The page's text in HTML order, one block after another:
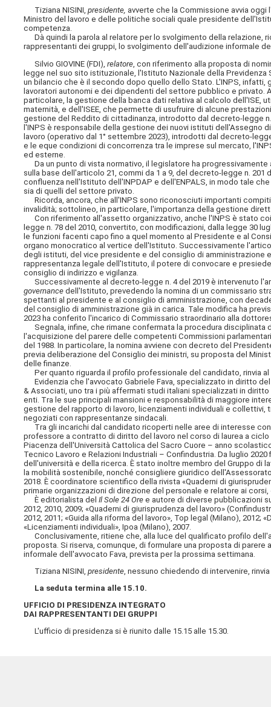
Tiziana NISINI, presidente, avverte che la Commissione avvia
Ministro del lavoro e delle politiche sociali quale presidente
competenza.
Dà quindi la parola al relatore per lo svolgimento della
rappresentanti dei gruppi, lo svolgimento dell'audizione informale
Silvio GIOVINE (FDI),relatore , con riferimento alla proposta di
legge nel suo sito istituzionale, l'Istituto Nazionale della
un bilancio che è il secondo dopo quello dello Stato. L'INPS,
lavoratori autonomi e dei dipendenti del settore pubblico e privato.
particolare, la gestione della banca dati relativa al calcolo dell'ISE,
maternità, e dell'ISEE, che permette di usufruire di alcune
gestione del Reddito di cittadinanza, introdotto dal decreto-legge
l'INPS è responsabile della gestione dei nuovi istituti dell'Assegno
lavoro (operativo dal 1° settembre 2023), introdotti dal decreto-
e le eque condizioni di concorrenza tra le imprese sul mercato,
ed esterne.
Da un punto di vista normativo, il legislatore ha
sulla base dell'articolo 21, commi da 1 a 9, del decreto-legge n.
confluenza nell'Istituto dell'INPDAP e dell'ENPALS, in modo tale
sia di quelli del settore privato.
Ricorda, ancora, che all'INPS sono riconosciuti importanti
invalidità; sottolineo, in particolare, l'importanza della gestione
Con riferimento all'assetto organizzativo, anche l'INPS è stato
legge n. 78 del 2010, convertito, con modificazioni, dalla legge 30
le funzioni facenti capo fino a quel momento al Presidente e al
organo monocratico al vertice dell'Istituto. Successivamente
degli istituti, del vice presidente e del consiglio di
rappresentanza legale dell'Istituto, il potere di convocare e
consiglio di indirizzo e vigilanza.
Successivamente al decreto-legge n. 4 del 2019 è intervenuto
governance dell'Istituto, prevedendo la nomina di un commissario
spettanti al presidente e al consiglio di amministrazione, con
del consiglio di amministrazione già in carica. Tale modifica ha
2023 ha conferito l'incarico di Commissario straordinario alla
Segnala, infine, che rimane confermata la procedura disciplinata
l'acquisizione del parere delle competenti Commissioni
del 1988. In particolare, la nomina avviene con decreto del
previa deliberazione del Consiglio dei ministri, su proposta del
delle finanze.
Per quanto riguarda il profilo professionale del candidato, rinvia
Evidenzia che l'avvocato Gabriele Fava, specializzato in diritto
& Associati, uno tra i più affermati studi italiani specializzati in
enti. Tra le sue principali mansioni e responsabilità di maggiore
gestione del rapporto di lavoro, licenziamenti individuali e
negoziati con rappresentanze sindacali.
Tra gli incarichi dal candidato ricoperti nelle aree di interesse
professore a contratto di diritto del lavoro nel corso di laurea a
Piacenza dell'Università Cattolica del Sacro Cuore – anno
Tecnico Lavoro e Relazioni Industriali – Confindustria. Da luglio
dell'università e della ricerca. È stato inoltre membro del Gruppo di
la mobilità sostenibile, nonché consigliere giuridico
2018. È coordinatore scientifico della rivista «Quaderni di
primarie organizzazioni di direzione del personale e relatore ai
È editorialista delIl Sole 24 Ore e autore di diverse pubblicazioni
2012, 2010, 2009; «Quaderni di giurisprudenza del lavoro»
2012, 2011; «Guida alla riforma del lavoro», Top legal (Milano),
«Licenziamenti individuali», Ipoa (Milano), 2007.
Conclusivamente, ritiene che, alla luce del qualificato profilo
proposta. Si riserva, comunque, di formulare una proposta di
informale dell'avvocato Fava, prevista per la prossima settimana.
Tiziana NISINI, presidente , nessuno chiedendo di intervenire,
La seduta termina alle 15.10.
UFFICIO DI PRESIDENZA INTEGRATO
DAI RAPPRESENTANTI DEI GRUPPI
L'ufficio di presidenza si è riunito dalle 15.15 alle 15.30.